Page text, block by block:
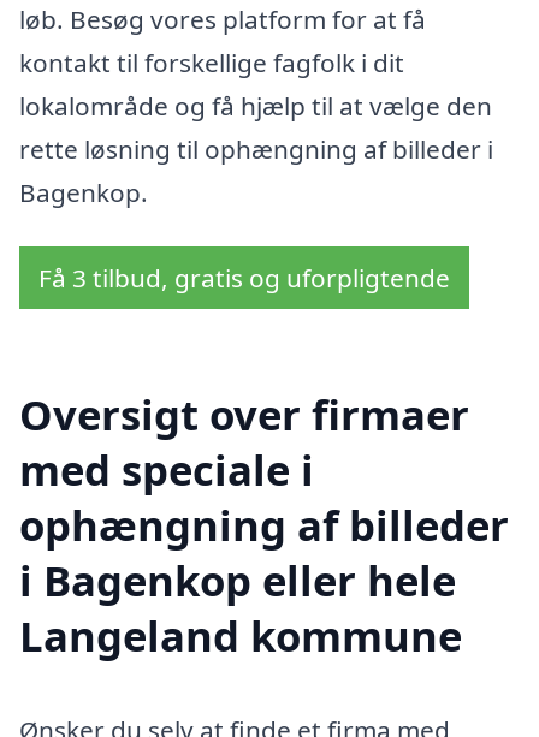
løb. Besøg vores platform for at få
kontakt til forskellige fagfolk i dit
lokalområde og få hjælp til at vælge den
rette løsning til ophængning af billeder i
Bagenkop.
Få 3 tilbud, gratis og uforpligtende
Oversigt over firmaer
med speciale i
ophængning af billeder
i Bagenkop eller hele
Langeland kommune
Ønsker du selv at finde et firma med